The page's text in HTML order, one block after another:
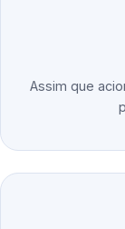
Assim que